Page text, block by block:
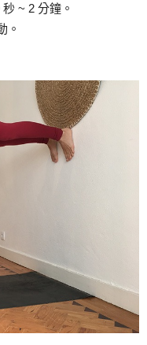
~ 2 分鐘。
。